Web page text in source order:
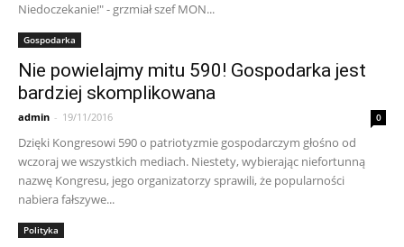
Niedoczekanie!" - grzmiał szef MON...
Gospodarka
Nie powielajmy mitu 590! Gospodarka jest
bardziej skomplikowana
admin - 19/11/2016 0
Dzięki Kongresowi 590 o patriotyzmie gospodarczym głośno od
wczoraj we wszystkich mediach. Niestety, wybierając niefortunną
nazwę Kongresu, jego organizatorzy sprawili, że popularności
nabiera fałszywe...
Polityka